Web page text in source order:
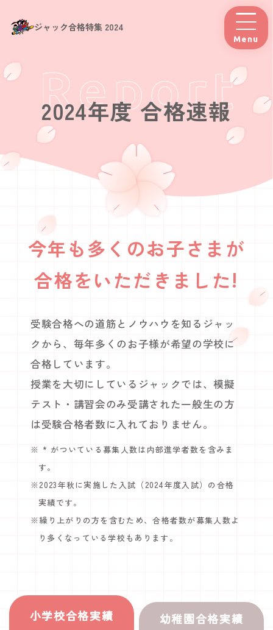
ジャック合格特集 2024
Menu
2024年度 合格速報
今年も多くのお子さまが
合格をいただきました!
受験合格への道筋とノウハウを知るジャッ
クから、毎年多くのお子様が希望の学校に
合格しています。
授業を大切にしているジャックでは、模擬
テスト・講習会のみ受講された一般生の方
は受験合格者数に入れておりません。
※ * がついている募集人数は内部進学者数を含みま
す。
※2023年秋に実施した入試（2024年度入試）の合格
実績です。
※繰り上がりの方を含むため、合格者数が募集人数よ
り多くなっている学校もあります｡
小学校合格実績 幼稚園合格実績